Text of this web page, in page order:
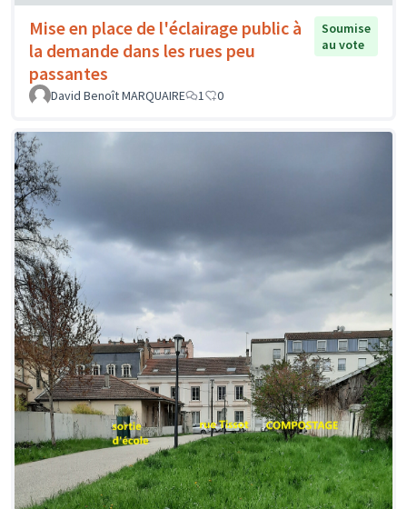
Mise en place de l'éclairage public à
la demande dans les rues peu
passantes
Soumise
au vote
David Benoît MARQUAIRE 1 0